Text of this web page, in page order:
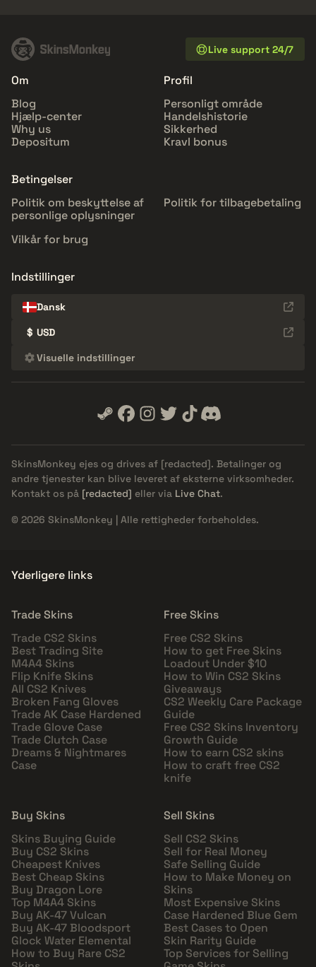
Live support 24/7
Om
Blog
Hjælp-center
Why us
Depositum
Profil
Personligt område
Handelshistorie
Sikkerhed
Kravl bonus
Betingelser
Politik om beskyttelse af
personlige oplysninger
Politik for tilbagebetaling
Vilkår for brug
Indstillinger
Dansk
$ USD
Visuelle indstillinger
SkinsMonkey ejes og drives af [redacted]. Betalinger og
andre tjenester kan blive leveret af eksterne virksomheder.
Kontakt os på [redacted] eller via Live Chat.
© 2026 SkinsMonkey | Alle rettigheder forbeholdes.
Yderligere links
Trade Skins
Trade CS2 Skins
Best Trading Site
M4A4 Skins
Flip Knife Skins
All CS2 Knives
Broken Fang Gloves
Trade AK Case Hardened
Trade Glove Case
Trade Clutch Case
Dreams & Nightmares
Case
Free Skins
Free CS2 Skins
How to get Free Skins
Loadout Under $10
How to Win CS2 Skins
Giveaways
CS2 Weekly Care Package
Guide
Free CS2 Skins Inventory
Growth Guide
How to earn CS2 skins
How to craft free CS2
knife
Buy Skins
Skins Buying Guide
Buy CS2 Skins
Cheapest Knives
Best Cheap Skins
Buy Dragon Lore
Top M4A4 Skins
Buy AK-47 Vulcan
Buy AK-47 Bloodsport
Glock Water Elemental
How to Buy Rare CS2
Sell Skins
Sell CS2 Skins
Sell for Real Money
Safe Selling Guide
How to Make Money on
Skins
Most Expensive Skins
Case Hardened Blue Gem
Best Cases to Open
Skin Rarity Guide
Top Services for Selling